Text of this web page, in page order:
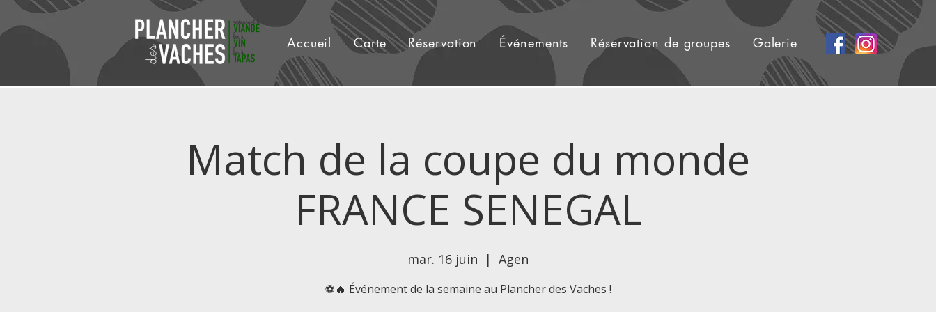
Accueil Carte Réservation Événements Réservation de groupes Galerie
Match de la coupe du monde
FRANCE SENEGAL
mar. 16 juin
  |
Agen
⚽🔥 Événement de la semaine au Plancher des Vaches !